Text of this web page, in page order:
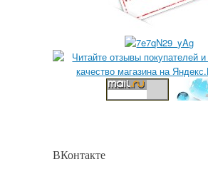
ВКонтакте